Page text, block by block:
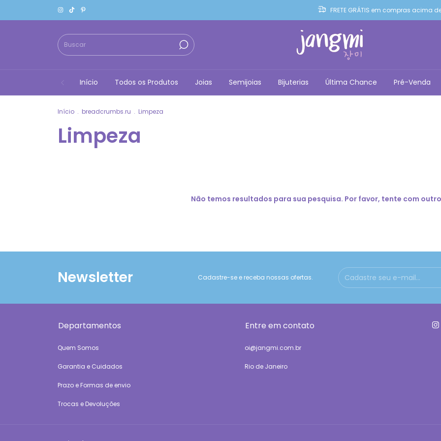
FRETE GRÁTIS em compras acima
Início Todos os Produtos Joias Semijoias Bijuterias Última Chance Pré-Venda
Início . breadcrumbs.ru . Limpeza
Limpeza
Não temos resultados para sua pesquisa. Por favor, tente com
Newsletter Cadastre-se e receba nossas ofertas.
Departamentos
Quem Somos
Garantia e Cuidados
Prazo e Formas de envio
Trocas e Devoluções
Entre em contato
oi@jangmi.com.br
Rio de Janeiro